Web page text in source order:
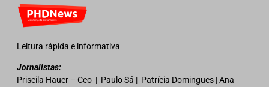
Leitura rápida e informativa
Jornalistas:
Priscila Hauer – Ceo | Paulo Sá | Patrícia Domingues | Ana